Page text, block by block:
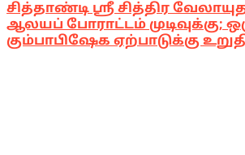
சித்தாண்டி ஸ்ரீ சித்திர வேலாயுத
ஆலயப் போராட்டம் முடிவுக்கு;
கும்பாபிஷேக ஏற்பாடுக்கு